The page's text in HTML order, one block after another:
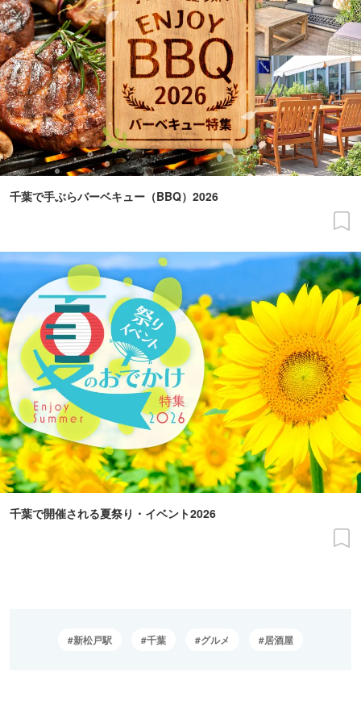
千葉で手ぶらバーベキュー（BBQ）2026
千葉で開催される夏祭り・イベント2026
新松戸駅 千葉 グルメ 居酒屋